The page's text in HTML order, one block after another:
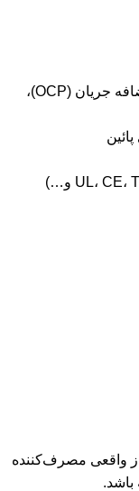
دارای حفاظت در برابر اضافه ولتاژ (OVP)، اضافه جریان (OCP)،
بیشتر از نیاز واقعی مصرف‌کننده
باشد.